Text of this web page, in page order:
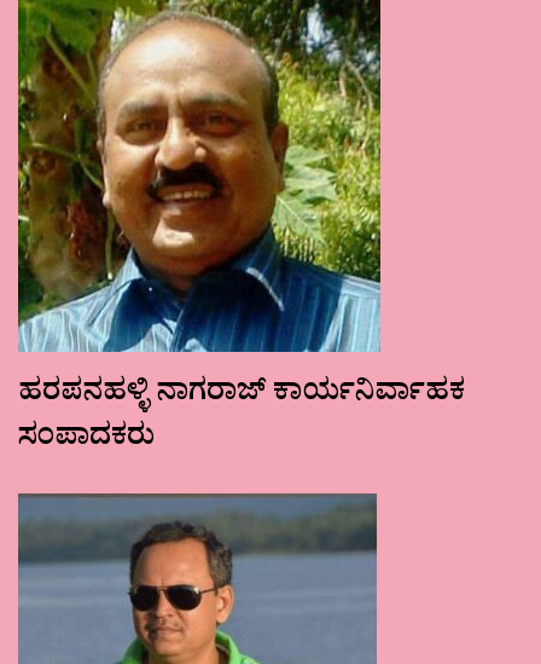
ಹರಪನಹಳ್ಳಿ ನಾಗರಾಜ್ ಕಾರ್ಯನಿರ್ವಾಹಕ
ಸಂಪಾದಕರು